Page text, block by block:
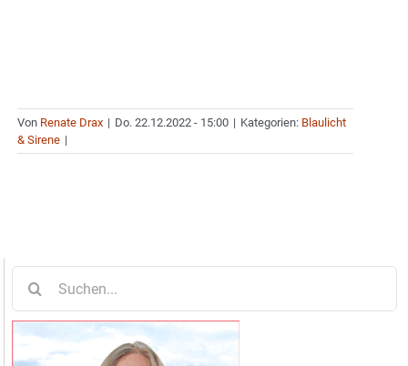
Von Renate Drax | Do. 22.12.2022 - 15:00 | Kategorien: Blaulicht
& Sirene |
nach: